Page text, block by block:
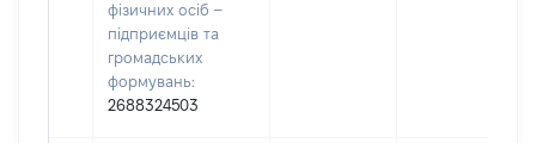
фізичних осіб –
підприємців та
громадських
формувань:
2688324503